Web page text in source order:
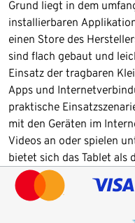
Grund liegt in dem
installierbaren
einen Store des
sind flach gebaut und
Einsatz der tragbaren
Apps und
praktische
mit den Geräten im
Videos an oder spielen
bietet sich das Tablet als